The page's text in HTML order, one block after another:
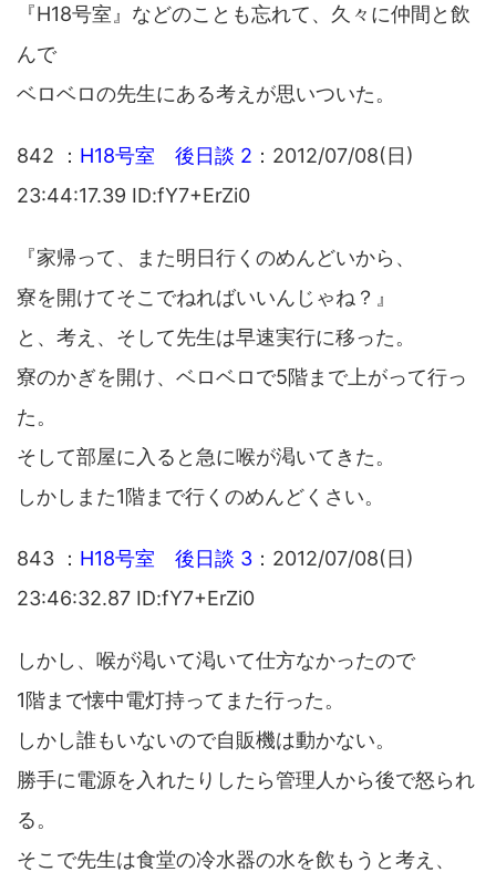
『H18号室』などのことも忘れて、久々に仲間と飲
んで
ベロベロの先生にある考えが思いついた。
842 ： H18号室 後日談 2 ：2012/07/08(日)
23:44:17.39 ID:fY7+ErZi0
『家帰って、また明日行くのめんどいから、
寮を開けてそこでねればいいんじゃね？』
と、考え、そして先生は早速実行に移った。
寮のかぎを開け、ベロベロで5階まで上がって行っ
た。
そして部屋に入ると急に喉が渇いてきた。
しかしまた1階まで行くのめんどくさい。
843 ： H18号室 後日談 3 ：2012/07/08(日)
23:46:32.87 ID:fY7+ErZi0
しかし、喉が渇いて渇いて仕方なかったので
1階まで懐中電灯持ってまた行った。
しかし誰もいないので自販機は動かない。
勝手に電源を入れたりしたら管理人から後で怒られ
る。
そこで先生は食堂の冷水器の水を飲もうと考え、